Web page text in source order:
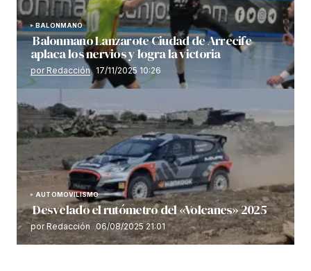
BALONMANO
Balonmano Lanzarote Ciudad de Arrecife
aplaca los nervios y logra la victoria
por Redacción 17/11/2025 10:26
AUTOMOVILISMO
Desvelado el rutómetro del «Volcanes» 2025
por Redacción 06/08/2025 21:01